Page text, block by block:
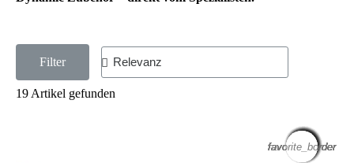
19 Artikel gefunden
Filter
favorite_border
favorite_border
favorite_border
favorite_border
favorite_border
favorite_border
favorite_border
favorite_border
favorite_border
favorite_border
favorite_border
favorite_border